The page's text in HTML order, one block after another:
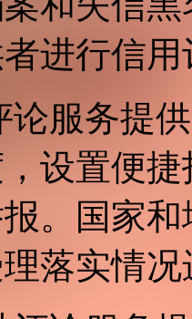
进行信用
论服务提
设置便
。国家
落实情